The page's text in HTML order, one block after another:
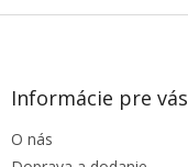
Z
Informácie pre vás
O nás